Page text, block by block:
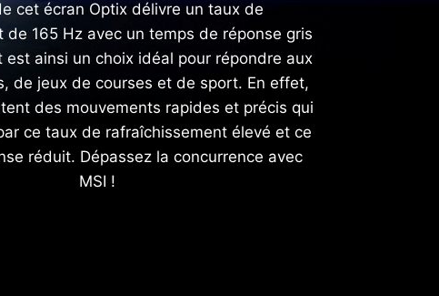
cet écran Optix délivre un taux de
de 165 Hz avec un temps de réponse gris
est ainsi un choix idéal pour répondre aux
de jeux de courses et de sport. En effet,
des mouvements rapides et précis qui
ce taux de rafraîchissement élevé et ce
réduit. Dépassez la concurrence avec
MSI !